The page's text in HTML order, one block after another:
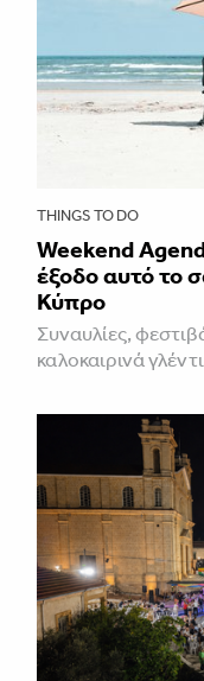
THINGS TO DO
Weekend
έξοδο αυτό το
Κύπρο
Συναυλίες,
καλοκαιρινά